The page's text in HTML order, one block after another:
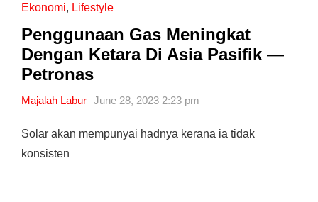
Ekonomi, Lifestyle
Penggunaan Gas Meningkat
Dengan Ketara Di Asia Pasifik —
Petronas
Majalah Labur June 28, 2023 2:23 pm
Solar akan mempunyai hadnya kerana ia tidak
konsisten